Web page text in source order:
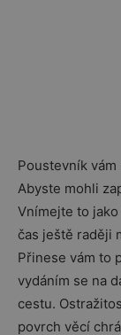
Poustevník
Abyste mohli
Vnímejte to
čas ještě raději
Přinese vám to
vydáním se na
cestu.
povrch věcí